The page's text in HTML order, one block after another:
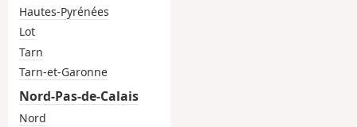
Hautes-Pyrénées
Lot
Tarn
Tarn-et-Garonne
Nord-Pas-de-Calais
Nord